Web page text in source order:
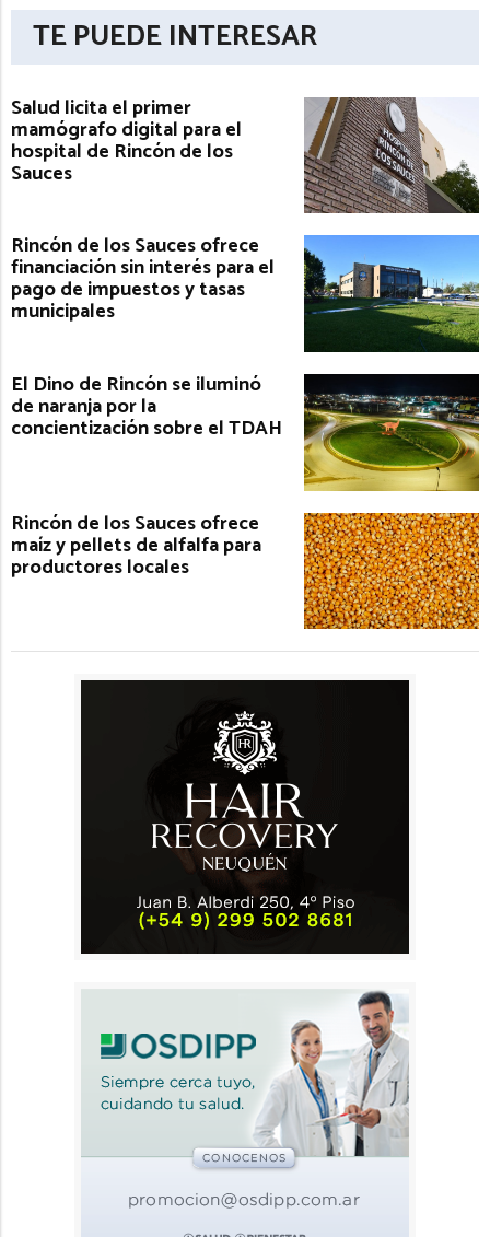
TE PUEDE INTERESAR
Salud licita el primer
mamógrafo digital para el
hospital de Rincón de los
Sauces
Rincón de los Sauces ofrece
financiación sin interés para el
pago de impuestos y tasas
municipales
El Dino de Rincón se iluminó
de naranja por la
concientización sobre el TDAH
Rincón de los Sauces ofrece
maíz y pellets de alfalfa para
productores locales